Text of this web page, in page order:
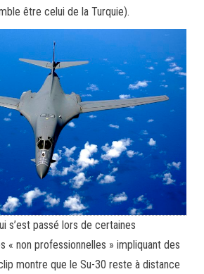
être celui de la Turquie).
s’est passé lors de certaines
« non professionnelles » impliquant des
montre que le Su-30 reste à distance